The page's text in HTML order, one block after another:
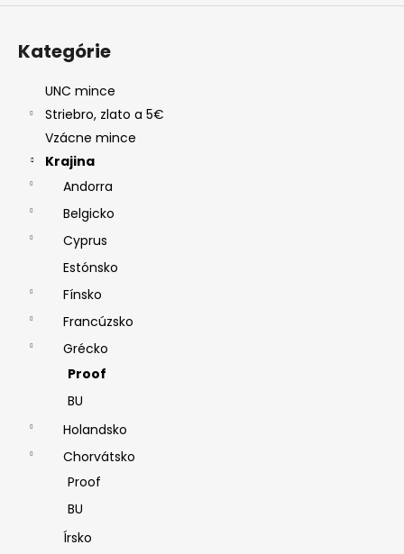
Kategórie
UNC mince
Striebro, zlato a 5€
Vzácne mince
Krajina
Andorra
Belgicko
Cyprus
Estónsko
Fínsko
Francúzsko
Grécko
Proof
BU
Holandsko
Chorvátsko
Proof
BU
Írsko